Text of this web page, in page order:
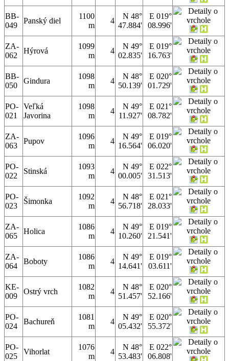
BB-
049
Panský diel
1100
m
4
N 48°
47.884'
E 019°
08.996'
ZA-
062
Hýrová
1099
m
4
N 49°
02.835'
E 019°
16.763'
BB-
050
Gindura
1098
m
4
N 48°
50.139'
E 020°
01.729'
PO-
021
Veľká
Javorina
1098
m
4
N 49°
11.927'
E 021°
08.782'
ZA-
063
Pupov
1096
m
4
N 49°
16.564'
E 019°
06.020'
PO-
022
Stinská
1093
m
4
N 49°
00.005'
E 022°
31.513'
PO-
023
Šimonka
1092
m
4
N 48°
56.718'
E 021°
28.033'
ZA-
065
Holica
1086
m
4
N 49°
10.260'
E 019°
21.541'
ZA-
064
Boboty
1086
m
4
N 49°
14.641'
E 019°
03.611'
KE-
009
Ostrý vrch
1082
m
4
N 48°
51.457'
E 020°
52.166'
PO-
024
Bachureň
1081
m
4
N 49°
05.432'
E 020°
55.372'
PO-
025
Vihorlat
1076
m
4
N 48°
53.483'
E 022°
06.808'